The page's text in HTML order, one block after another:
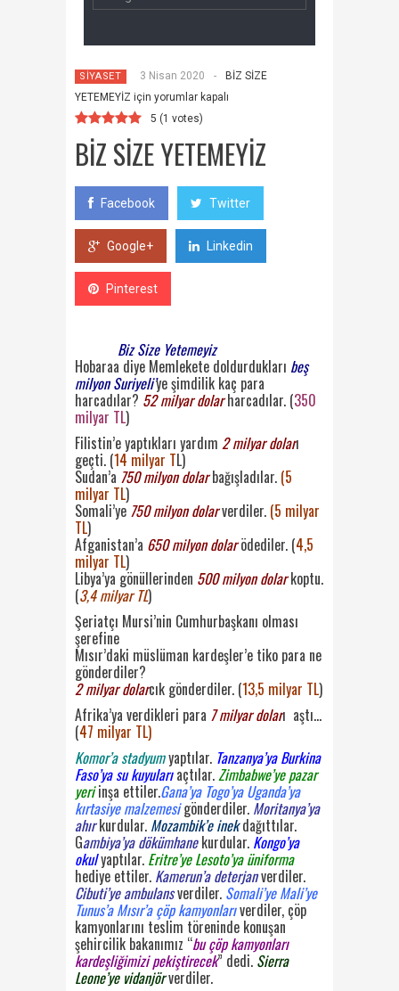
SİYASET 3 Nisan 2020 -
BİZ SİZE
YETEMEYİZ için yorumlar kapalı
5 (1 votes)
BİZ SİZE YETEMEYİZ
Facebook Twitter
Google+ Linkedin
Pinterest
Biz Size Yetemeyiz
Hobaraa diye Memlekete doldurdukları beş
milyon Suriyeli’ye şimdilik kaç para
harcadılar? 52 milyar dolarharcadılar. (350
milyar TL)
Filistin’e yaptıkları yardım 2 milyar doları
geçti. (14 milyar TL)
Sudan’a 750 milyon dolar bağışladılar. (5
milyar TL)
Somali’ye 750 milyon dolarverdiler. (5 milyar
TL)
Afganistan’a 650 milyon dolarödediler. (4,5
milyar TL)
Libya’ya gönüllerinden 500 milyon dolar koptu.
(3,4 milyar TL)
Şeriatçı Mursi’nin Cumhurbaşkanı olması
şerefine
Mısır’daki müslüman kardeşler’e tiko para ne
gönderdiler?
2 milyar dolarcık gönderdiler. (13,5 milyar TL)
Afrika’ya verdikleri para 7 milyar doları aştı…
(47 milyar TL)
Komor’a stadyumyaptılar. Tanzanya’ya Burkina
Faso’ya su kuyularıaçtılar. Zimbabwe’ye pazar
yeriinşa ettiler.Gana’ya Togo’ya Uganda’ya
kırtasiye malzemesigönderdiler. Moritanya’ya
ahır kurdular. Mozambik’e inek dağıttılar.
Gambiya’ya dökümhane kurdular. Kongo’ya
okulyaptılar. Eritre’ye Lesoto’ya üniforma
hediye ettiler. Kamerun’a deterjanverdiler.
Cibuti’ye ambulansverdiler. Somali’ye Mali’ye
Tunus’a Mısır’a çöp kamyonlarıverdiler, çöp
kamyonlarını teslim töreninde konuşan
şehircilik bakanımız “bu çöp kamyonları
kardeşliğimizi pekiştirecek” dedi. Sierra
Leone’ye vidanjörverdiler.